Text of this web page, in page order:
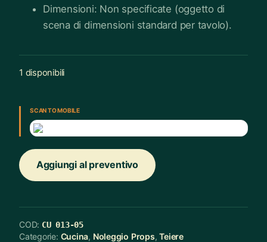
Dimensioni: Non specificate (oggetto di
scena di dimensioni standard per tavolo).
1 disponibili
Classica
Ceramica
Bianca
quantità
SCAN TO MOBILE
Aggiungi al preventivo
COD: CU 013-05
Categorie: Cucina, Noleggio Props,Teiere